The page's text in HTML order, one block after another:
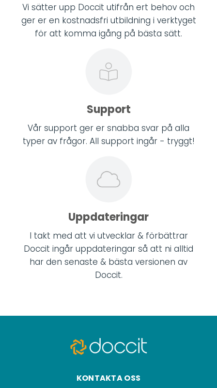
Vi sätter upp Doccit utifrån ert behov och
ger er en kostnadsfri utbildning i verktyget
för att komma igång på bästa sätt.
Support
Vår support ger er snabba svar på alla
typer av frågor. All support ingår - tryggt!
Uppdateringar
I takt med att vi utvecklar & förbättrar
Doccit ingår uppdateringar så att ni alltid
har den senaste & bästa versionen av
Doccit.
KONTAKTA OSS